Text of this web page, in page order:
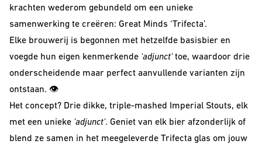
Piece of Cake
STIJLEN
Alle Stijlen
BEER CLUB
BIEREN
Beer Club Trial
Bieren
Huurbrouwen
Downloads
krachten wederom gebundeld om een unieke
samenwerking te creëren: Great Minds ‘Trifecta’.
Elke brouwerij is begonnen met hetzelfde basisbier en
voegde hun eigen kenmerkende 'adjunct' toe, waardoor drie
onderscheidende maar perfect aanvullende varianten zijn
ontstaan. 👁️
Het concept? Drie dikke, triple-mashed Imperial Stouts, elk
met een unieke 'adjunct'. Geniet van elk bier afzonderlijk of
blend ze samen in het meegeleverde Trifecta glas om jouw